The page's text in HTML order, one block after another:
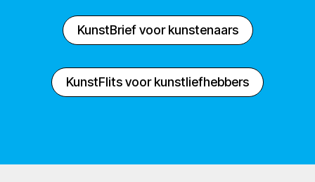
KunstBrief voor kunstenaars
KunstFlits voor kunstliefhebbers